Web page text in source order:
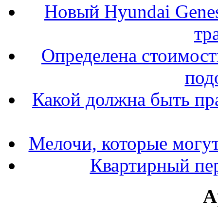
Новый Hyundai
Определена
Какой должна быть
Мелочи, которые
Квартирный